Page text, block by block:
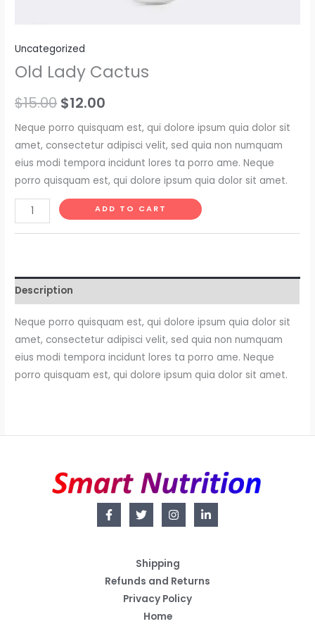
Uncategorized
Old Lady Cactus
$15.00 Original
price
was:
$15.00.
$12.00
price
is:
$12.00.
Neque porro quisquam est, qui dolore ipsum quia dolor sit
amet, consectetur adipisci velit, sed quia non numquam
eius modi tempora incidunt lores ta porro ame. Neque
porro quisquam est, qui dolore ipsum quia dolor sit amet.
Lady
ADD TO CART
Description
Neque porro quisquam est, qui dolore ipsum quia dolor sit
amet, consectetur adipisci velit, sed quia non numquam
eius modi tempora incidunt lores ta porro ame. Neque
porro quisquam est, qui dolore ipsum quia dolor sit amet.
Shipping
Refunds and Returns
Privacy Policy
Home